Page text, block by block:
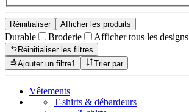
Réinitialiser Afficher les produits
Durable Broderie Afficher tous les designs
Réinitialiser les filtres
Ajouter un filtre1 Trier par
Vêtements
T-shirts & débardeurs